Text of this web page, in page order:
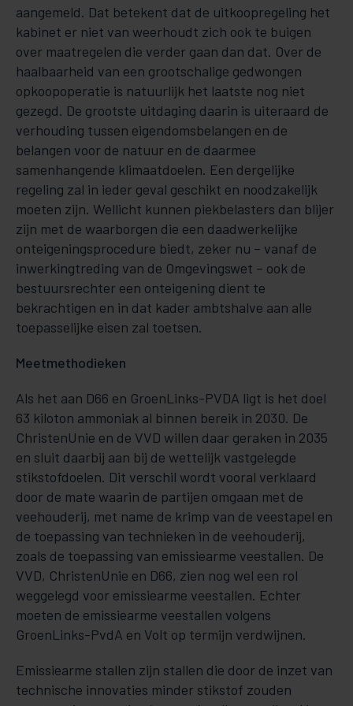
aangemeld. Dat betekent dat de uitkoopregeling het
kabinet er niet van weerhoudt zich ook te buigen
over maatregelen die verder gaan dan dat. Over de
haalbaarheid van een grootschalige gedwongen
opkoopoperatie is natuurlijk het laatste nog niet
gezegd. De grootste uitdaging daarin is uiteraard de
verhouding tussen eigendomsbelangen en de
belangen voor de natuur en de daarmee
samenhangende klimaatdoelen. Een dergelijke
regeling zal in ieder geval geschikt en noodzakelijk
moeten zijn. Wellicht kunnen piekbelasters dan blijer
zijn met de waarborgen die een daadwerkelijke
onteigeningsprocedure biedt, zeker nu – vanaf de
inwerkingtreding van de Omgevingswet – ook de
bestuursrechter een onteigening dient te
bekrachtigen en in dat kader ambtshalve aan alle
toepasselijke eisen zal toetsen.
Meetmethodieken
Als het aan D66 en GroenLinks-PVDA ligt is het doel
63 kiloton ammoniak al binnen bereik in 2030. De
ChristenUnie en de VVD willen daar geraken in 2035
en sluit daarbij aan bij de wettelijk vastgelegde
stikstofdoelen. Dit verschil wordt vooral verklaard
door de mate waarin de partijen omgaan met de
veehouderij, met name de krimp van de veestapel en
de toepassing van technieken in de veehouderij,
zoals de toepassing van emissiearme veestallen. De
VVD, ChristenUnie en D66, zien nog wel een rol
weggelegd voor emissiearme veestallen. Echter
moeten de emissiearme veestallen volgens
GroenLinks-PvdA en Volt op termijn verdwijnen.
Emissiearme stallen zijn stallen die door de inzet van
technische innovaties minder stikstof zouden